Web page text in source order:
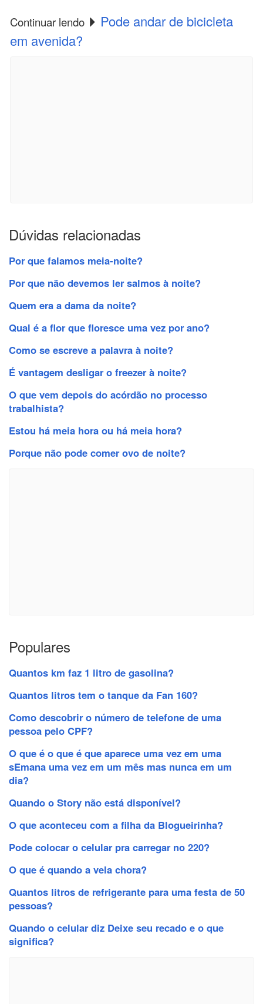
Continuar lendo
Pode andar de bicicleta
em avenida?
Dúvidas relacionadas
Por que falamos meia-noite?
Por que não devemos ler salmos à noite?
Quem era a dama da noite?
Qual é a flor que floresce uma vez por ano?
Como se escreve a palavra à noite?
É vantagem desligar o freezer à noite?
O que vem depois do acórdão no processo
trabalhista?
Estou há meia hora ou há meia hora?
Porque não pode comer ovo de noite?
Populares
Quantos km faz 1 litro de gasolina?
Quantos litros tem o tanque da Fan 160?
Como descobrir o número de telefone de uma
pessoa pelo CPF?
O que é o que é que aparece uma vez em uma
sEmana uma vez em um mês mas nunca em um
dia?
Quando o Story não está disponível?
O que aconteceu com a filha da Blogueirinha?
Pode colocar o celular pra carregar no 220?
O que é quando a vela chora?
Quantos litros de refrigerante para uma festa de 50
pessoas?
Quando o celular diz Deixe seu recado e o que
significa?